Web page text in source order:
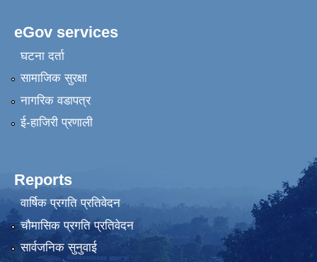
eGov services
घटना दर्ता
सामाजिक सुरक्षा
नागरिक वडापत्र
ई-हाजिरी प्रणाली
Reports
वार्षिक प्रगति प्रतिवेदन
चौमासिक प्रगति प्रतिवेदन
सार्वजनिक सुनुवाई